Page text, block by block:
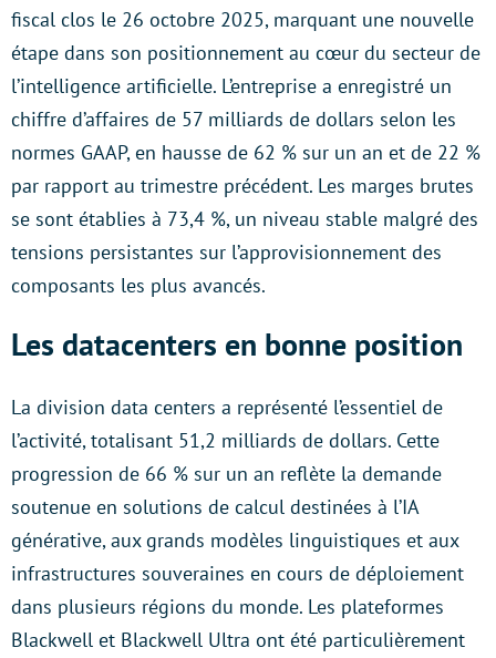
fiscal clos le 26 octobre 2025, marquant une nouvelle
étape dans son positionnement au cœur du secteur de
l’intelligence artificielle. L’entreprise a enregistré un
chiffre d’affaires de 57 milliards de dollars selon les
normes GAAP, en hausse de 62 % sur un an et de 22 %
par rapport au trimestre précédent. Les marges brutes
se sont établies à 73,4 %, un niveau stable malgré des
tensions persistantes sur l’approvisionnement des
composants les plus avancés.
Les datacenters en bonne position
La division data centers a représenté l’essentiel de
l’activité, totalisant 51,2 milliards de dollars. Cette
progression de 66 % sur un an reflète la demande
soutenue en solutions de calcul destinées à l’IA
générative, aux grands modèles linguistiques et aux
infrastructures souveraines en cours de déploiement
dans plusieurs régions du monde. Les plateformes
Blackwell et Blackwell Ultra ont été particulièrement